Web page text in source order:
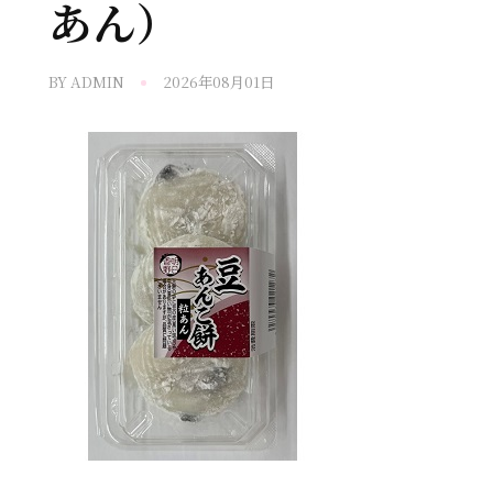
あん）
BY ADMIN 2026年08月01日